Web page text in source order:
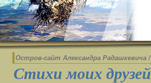
Остров-cайт Александра Радашкевича /
Стихи моих друзей